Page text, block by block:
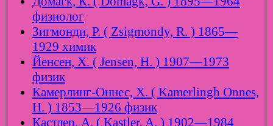
физиолог
Зигмонди, Р. ( Zsigmondy, R. ) 1865—
1929 химик
Йенсен, Х. ( Jensen, H. ) 1907—1973
физик
Камерлинг-Оннес, Х. ( Kamerlingh Onnes,
H. ) 1853—1926 физик
Кастлер, А. ( Kastler, A. ) 1902—1984